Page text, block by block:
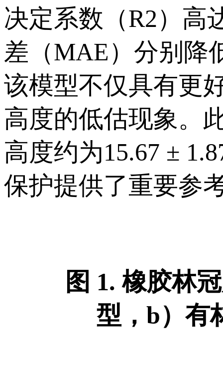
决定系数（R2）高
差（MAE）分别降
该模型不仅具有更
高度的低估现象。
高度约为15.67 ±
保护提供了重要参
图 1. 橡胶林
型，b）有